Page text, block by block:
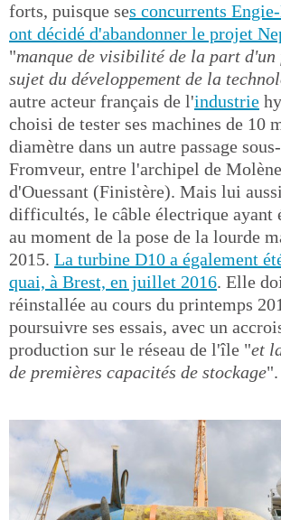
forts, puisque ses concurrents
ont décidé d'abandonner le projet
"manque de visibilité de la part
sujet du développement de la
autre acteur français de l'industrie
choisi de tester ses machines de 10
diamètre dans un autre passage
Fromveur, entre l'archipel de
d'Ouessant (Finistère). Mais lui
difficultés, le câble électrique ayant
au moment de la pose de la lourde
2015. La turbine D10 a également
quai, à Brest, en juillet 2016. Elle
réinstallée au cours du printemps
poursuivre ses essais, avec un
production sur le réseau de l'île "et
de premières capacités de stockage".